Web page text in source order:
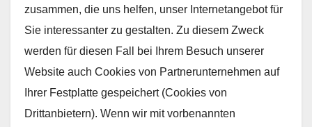
zusammen, die uns helfen, unser Internetangebot für
Sie interessanter zu gestalten. Zu diesem Zweck
werden für diesen Fall bei Ihrem Besuch unserer
Website auch Cookies von Partnerunternehmen auf
Ihrer Festplatte gespeichert (Cookies von
Drittanbietern). Wenn wir mit vorbenannten